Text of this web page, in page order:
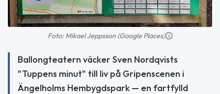
Foto: Mikael Jeppsson (Google Places)
Ballongteatern väcker Sven Nordqvists
"Tuppens minut" till liv på Gripenscenen i
Ängelholms Hembygdspark — en fartfylld